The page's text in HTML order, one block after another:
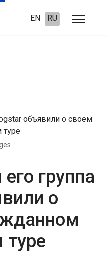
EN RU
группа
о
туре